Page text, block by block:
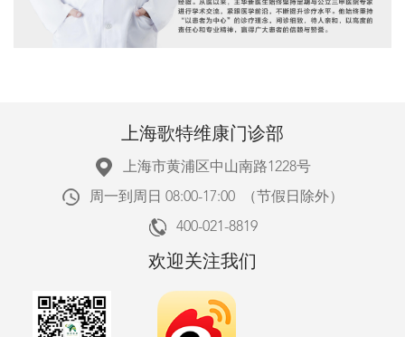
上海歌特维康门诊部
上海市黄浦区中山南路1228号
周一到周日 08:00-17:00 （节假日除外）
400-021-8819
欢迎关注我们